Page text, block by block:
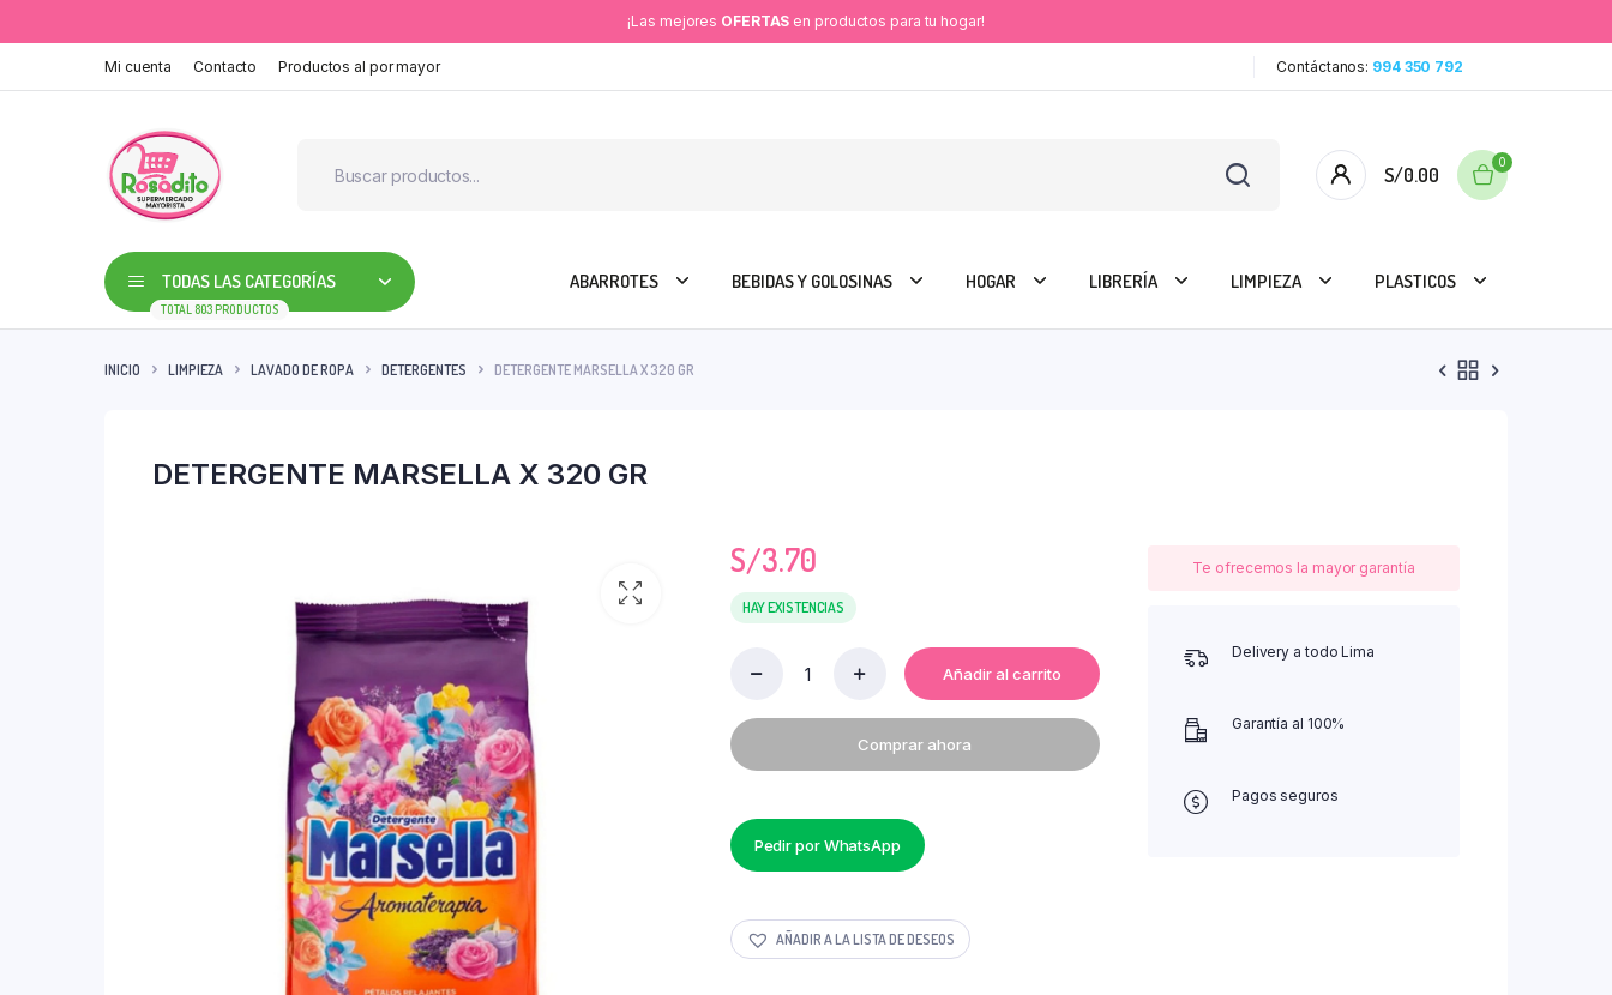
¡Las mejores OFERTAS en productos para tu hogar!
Mi cuenta Contacto Productos al por mayor Contáctanos: 994 350 792
S/0.00
0
TODAS LAS CATEGORÍAS
TOTAL 803 PRODUCTOS
ABARROTES BEBIDAS Y GOLOSINAS HOGAR LIBRERÍA LIMPIEZA PLASTICOS
INICIO LIMPIEZA LAVADO DE ROPA DETERGENTES DETERGENTE MARSELLA X 320 GR
DETERGENTE MARSELLA X 320 GR
S/3.70
HAY EXISTENCIAS
DETERGENTE
X
320
GR
Añadir al carrito
Comprar ahora
Pedir por WhatsApp
AÑADIR A LA LISTA DE DESEOS
Te ofrecemos la mayor garantía
Delivery a todo Lima
Garantía al 100%
Pagos seguros